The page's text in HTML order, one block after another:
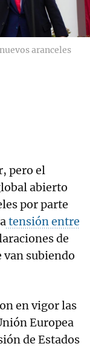
aranceles
pero el
abierto
por parte
tensión entre
de
van subiendo
en vigor las
Europea
de Estados